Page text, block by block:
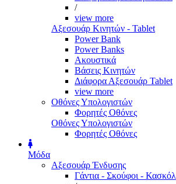
/
view more
Αξεσουάρ Κινητών - Tablet
Power Bank
Power Banks
Ακουστικά
Βάσεις Κινητών
Διάφορα Αξεσουάρ Tablet
view more
Οθόνες Υπολογιστών
Φορητές Οθόνες
Οθόνες Υπολογιστών
Φορητές Οθόνες
Μόδα
Αξεσουάρ Ένδυσης
Γάντια - Σκούφοι - Κασκόλ